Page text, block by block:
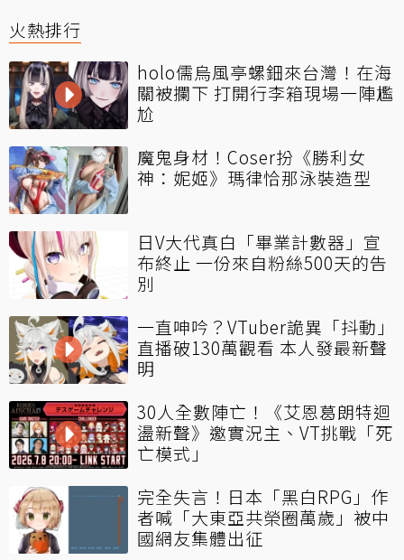
火熱排行
holo儒烏風亭螺鈿來台灣！在海
關被攔下 打開行李箱現場一陣尷
尬
魔鬼身材！Coser扮《勝利女
神：妮姬》瑪律恰那泳裝造型
日V大代真白「畢業計數器」宣
布終止 一份來自粉絲500天的告
別
一直呻吟？VTuber詭異「抖動」
直播破130萬觀看 本人發最新聲
明
30人全數陣亡！《艾恩葛朗特迴
盪新聲》邀實況主、VT挑戰「死
亡模式」
完全失言！日本「黑白RPG」作
者喊「大東亞共榮圈萬歲」被中
國網友集體出征